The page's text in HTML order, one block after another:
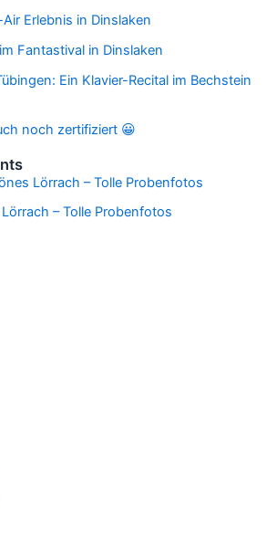
Erlebnis in Dinslaken
Fantastival in Dinslaken
Ein Klavier-Recital im Bechstein
noch zertifiziert 😀
Lörrach – Tolle Probenfotos
– Tolle Probenfotos